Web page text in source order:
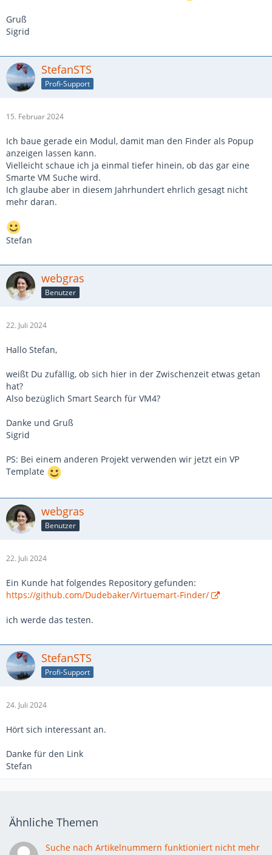
Gruß
Sigrid
StefanSTS
Profi-Support
15. Februar 2024
Ich baue gerade ein Modul, damit man den Finder als Popup
anzeigen lassen kann.
Vielleicht schaue ich ja einmal tiefer hinein, ob das gar eine
Smarte VM Suche wird.
Ich glaube aber in diesem Jahrhundert ehrlich gesagt nicht
mehr daran.
Stefan
webgras
Benutzer
22. Juli 2024
Hallo Stefan,
weißt Du zufällig, ob sich hier in der Zwischenzeit etwas getan
hat?
Also bezüglich Smart Search für VM4?
Danke und Gruß
Sigrid
PS: Bei einem anderen Projekt verwenden wir jetzt ein VP
Template
webgras
Benutzer
22. Juli 2024
Ein Kunde hat folgendes Repository gefunden:
https://github.com/Dudebaker/Virtuemart-Finder/
ich werde das testen.
StefanSTS
Profi-Support
24. Juli 2024
Hört sich interessant an.
Danke für den Link
Stefan
Ähnliche Themen
Suche nach Artikelnummern funktioniert nicht mehr